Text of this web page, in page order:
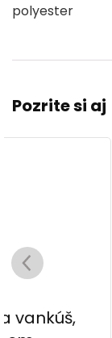
polyester
Pozrite si aj
Kvalitex